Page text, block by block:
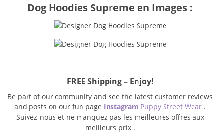
Dog Hoodies Supreme en Images :
FREE Shipping – Enjoy!
Be part of our community and see the latest customer reviews
and posts on our fun page Instagram Puppy Street Wear .
Suivez-nous et ne manquez pas les meilleures offres aux
meilleurs prix .